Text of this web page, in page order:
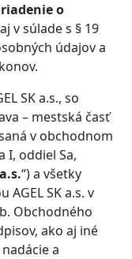
o
v súlade s § 19
údajov a
SK a.s., so
– mestská časť
v obchodnom
I, oddiel Sa,
“) a všetky
SK a.s. v
Obchodného
ako aj iné
a